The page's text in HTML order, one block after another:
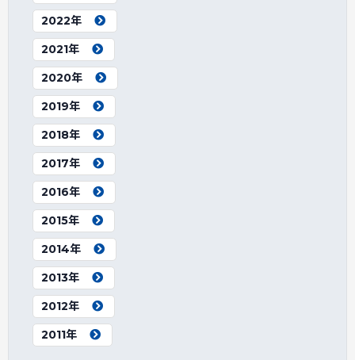
2022年
2021年
2020年
2019年
2018年
2017年
2016年
2015年
2014年
2013年
2012年
2011年